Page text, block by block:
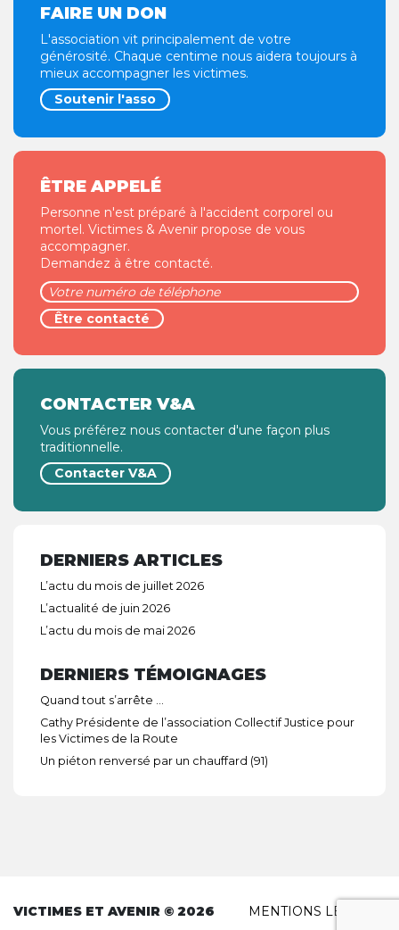
FAIRE UN DON
L'association vit principalement de votre
générosité. Chaque centime nous aidera toujours à
mieux accompagner les victimes.
Soutenir l'asso
ÊTRE APPELÉ
Personne n'est préparé à l'accident corporel ou
mortel. Victimes & Avenir propose de vous
accompagner.
Demandez à être contacté.
CONTACTER V&A
Vous préférez nous contacter d'une façon plus
traditionnelle.
Contacter V&A
DERNIERS ARTICLES
L’actu du mois de juillet 2026
L’actualité de juin 2026
L’actu du mois de mai 2026
DERNIERS TÉMOIGNAGES
Quand tout s’arrête …
Cathy Présidente de l’association Collectif Justice pour
les Victimes de la Route
Un piéton renversé par un chauffard (91)
VICTIMES ET AVENIR © 2026 MENTIONS LÉGALES